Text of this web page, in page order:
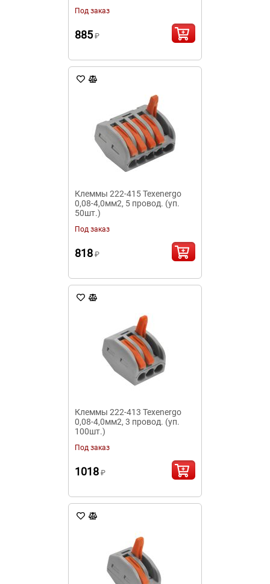
Под заказ
885 ₽
Клеммы 222-415 Texenergo
0,08-4,0мм2, 5 провод. (уп.
50шт.)
Под заказ
818 ₽
Клеммы 222-413 Texenergo
0,08-4,0мм2, 3 провод. (уп.
100шт.)
Под заказ
1018 ₽